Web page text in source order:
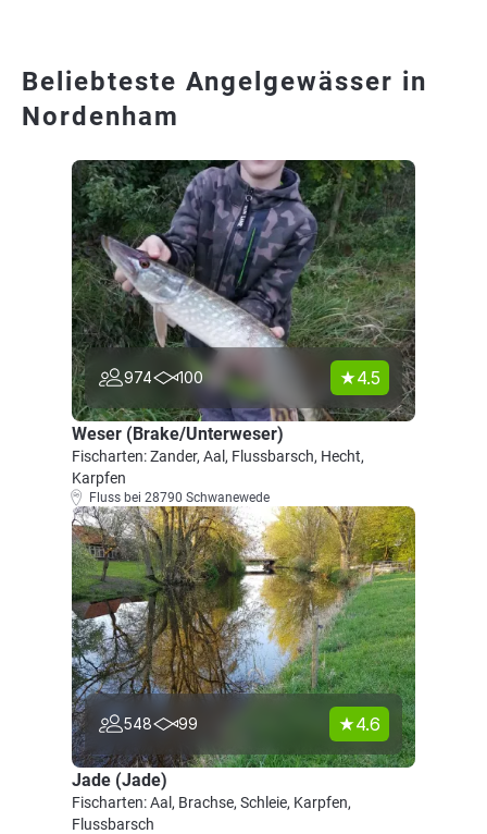
Beliebteste Angelgewässer in
Nordenham
974 100 4.5
Weser (Brake/Unterweser)
Fischarten: Zander, Aal, Flussbarsch, Hecht,
Karpfen
Fluss bei 28790 Schwanewede
548 99 4.6
Jade (Jade)
Fischarten: Aal, Brachse, Schleie, Karpfen,
Flussbarsch